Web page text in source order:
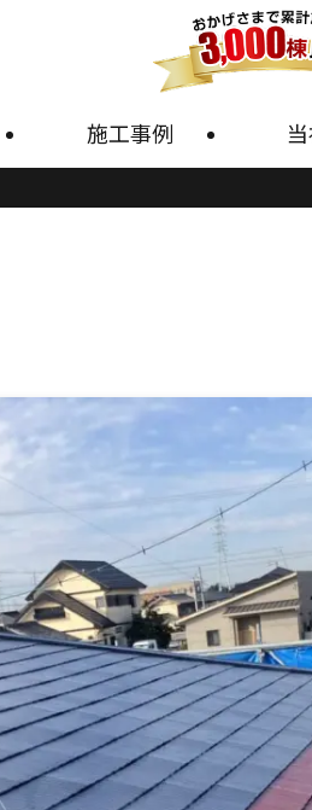
施工事例